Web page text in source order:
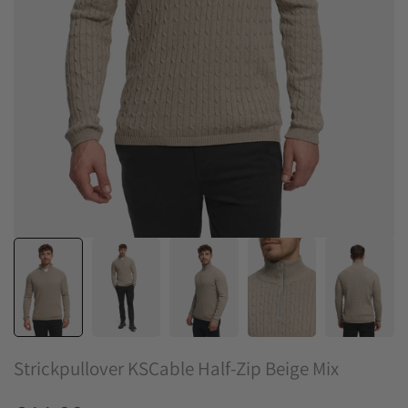
Strickpullover KSCable Half-Zip Beige Mix